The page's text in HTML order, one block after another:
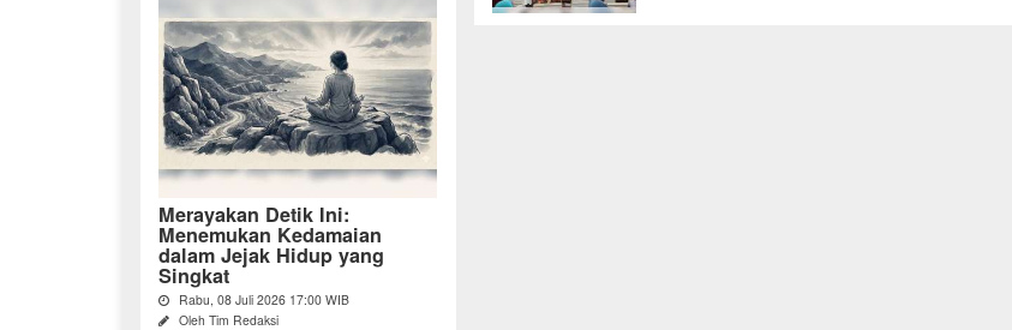
Merayakan Detik Ini:
Menemukan Kedamaian
dalam Jejak Hidup yang
Singkat
Rabu, 08 Juli 2026 17:00 WIB
Oleh Tim Redaksi